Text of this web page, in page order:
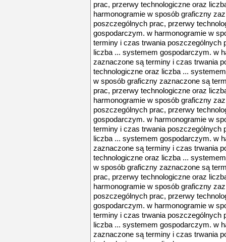
prac, przerwy technologiczne oraz
harmonogramie w sposób graficzny
poszczególnych prac, przerwy
gospodarczym. w harmonogramie w
terminy i czas trwania poszczególnych
liczba ... systemem gospodarczym. w
zaznaczone są terminy i czas trwania
technologiczne oraz liczba ...
w sposób graficzny zaznaczone są
prac, przerwy technologiczne oraz
harmonogramie w sposób graficzny
poszczególnych prac, przerwy
gospodarczym. w harmonogramie w
terminy i czas trwania poszczególnych
liczba ... systemem gospodarczym. w
zaznaczone są terminy i czas trwania
technologiczne oraz liczba ...
w sposób graficzny zaznaczone są
prac, przerwy technologiczne oraz
harmonogramie w sposób graficzny
poszczególnych prac, przerwy
gospodarczym. w harmonogramie w
terminy i czas trwania poszczególnych
liczba ... systemem gospodarczym. w
zaznaczone są terminy i czas trwania